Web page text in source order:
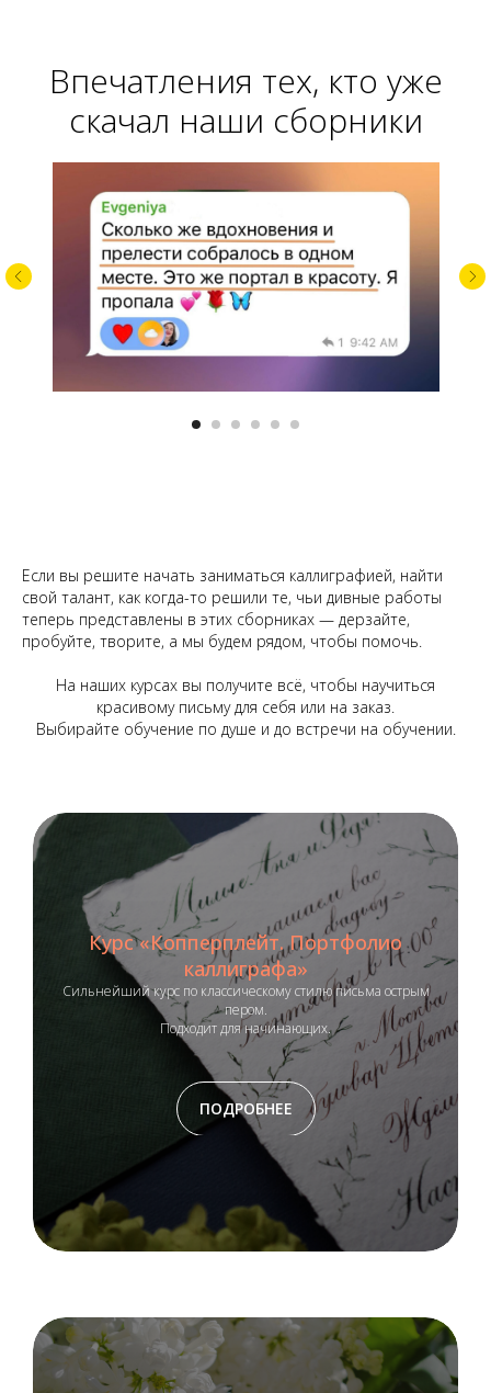
Впечатления тех, кто уже
скачал наши сборники
Если вы решите начать заниматься каллиграфией, найти
свой талант, как когда-то решили те, чьи дивные работы
теперь представлены в этих сборниках — дерзайте,
пробуйте, творите, а мы будем рядом, чтобы помочь.
На наших курсах вы получите всё, чтобы научиться
красивому письму для себя или на заказ.
Выбирайте обучение по душе и до встречи на обучении.
Курс «Копперплейт. Портфолио
каллиграфа»
Сильнейший курс по классическому стилю письма острым
пером.
Подходит для начинающих.
ПОДРОБНЕЕ